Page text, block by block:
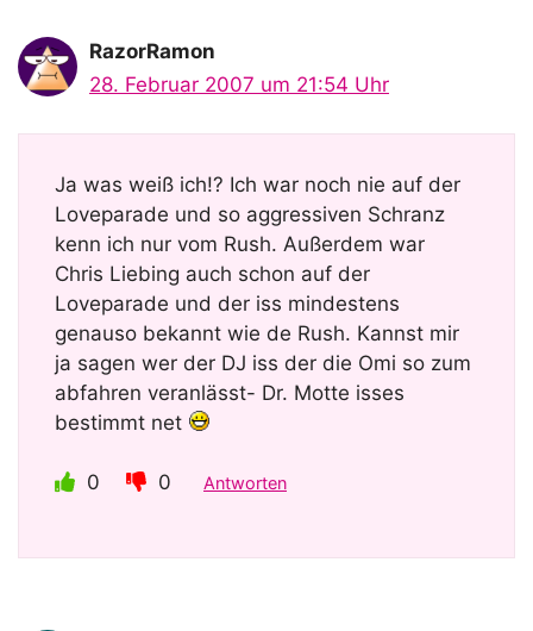
RazorRamon
28. Februar 2007 um 21:54 Uhr
Ja was weiß ich!? Ich war noch nie auf der
Loveparade und so aggressiven Schranz
kenn ich nur vom Rush. Außerdem war
Chris Liebing auch schon auf der
Loveparade und der iss mindestens
genauso bekannt wie de Rush. Kannst mir
ja sagen wer der DJ iss der die Omi so zum
abfahren veranlässt- Dr. Motte isses
bestimmt net
0 0 Antworten